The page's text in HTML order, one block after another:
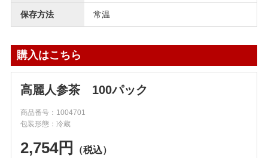
保存方法 常温
購入はこちら
高麗人参茶 100パック
商品番号：1004701
包装形態：冷蔵
2,754円 （税込）